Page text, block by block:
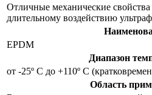
Отличные механические
длительному воздействию
EPDM
Диапазон
от -25º С до +110º С
Область